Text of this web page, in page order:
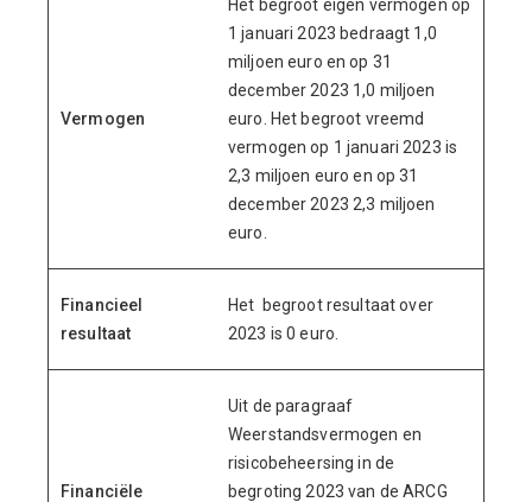
Vermogen
Het begroot eigen vermogen op
1 januari 2023 bedraagt 1,0
miljoen euro en op 31
december 2023 1,0 miljoen
euro. Het begroot vreemd
vermogen op 1 januari 2023 is
2,3 miljoen euro en op 31
december 2023 2,3 miljoen
euro.
Financieel
resultaat
Het begroot resultaat over
2023 is 0 euro.
Financiële
Uit de paragraaf
Weerstandsvermogen en
risicobeheersing in de
begroting 2023 van de ARCG